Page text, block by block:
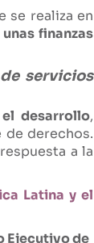
se realiza en
finanzas
servicios
desarrollo,
derechos.
a la
Latina y el
Ejecutivo de